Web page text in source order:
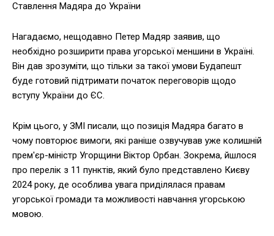
Ставлення Мадяра до України
Нагадаємо, нещодавно Петер Мадяр заявив, що
необхідно розширити права угорської меншини в Україні.
Він дав зрозуміти, що тільки за такої умови Будапешт
буде готовий підтримати початок переговорів щодо
вступу України до ЄС.
Крім цього, у ЗМІ писали, що позиція Мадяра багато в
чому повторює вимоги, які раніше озвучував уже колишній
прем'єр-міністр Угорщини Віктор Орбан. Зокрема, йшлося
про перелік з 11 пунктів, який було представлено Києву
2024 року, де особлива увага приділялася правам
угорської громади та можливості навчання угорською
мовою.